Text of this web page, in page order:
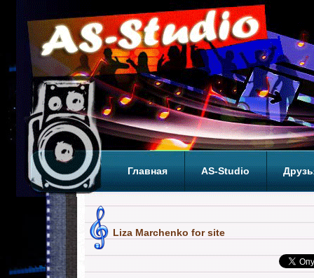
Главная AS-Studio
Liza Marchenko for site